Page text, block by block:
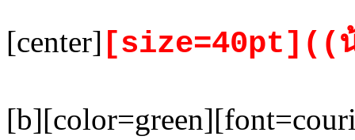
[center] [size=40pt]((